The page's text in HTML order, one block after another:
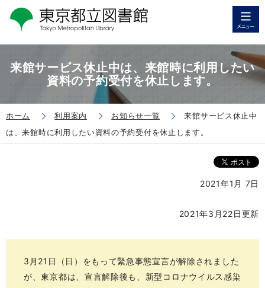
来館サービス休止中は、来館時に利用したい
資料の予約受付を休止します。
ホーム 利用案内 お知らせ一覧
来館サービス休止中
は、来館時に利用したい資料の予約受付を休止します。
2021年1月 7日
2021年3月22日更新
3月21日（日）をもって緊急事態宣言が解除されました
が、東京都は、宣言解除後も、新型コロナウイルス感染